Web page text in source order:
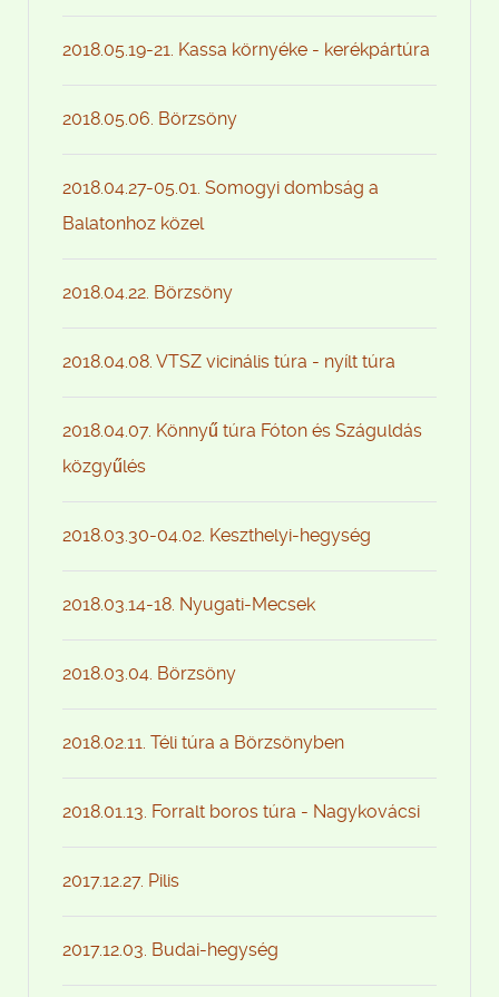
2018.05.19-21. Kassa környéke - kerékpártúra
2018.05.06. Börzsöny
2018.04.27-05.01. Somogyi dombság a
Balatonhoz közel
2018.04.22. Börzsöny
2018.04.08. VTSZ vicinális túra - nyílt túra
2018.04.07. Könnyű túra Fóton és Száguldás
közgyűlés
2018.03.30-04.02. Keszthelyi-hegység
2018.03.14-18. Nyugati-Mecsek
2018.03.04. Börzsöny
2018.02.11. Téli túra a Börzsönyben
2018.01.13. Forralt boros túra - Nagykovácsi
2017.12.27. Pilis
2017.12.03. Budai-hegység